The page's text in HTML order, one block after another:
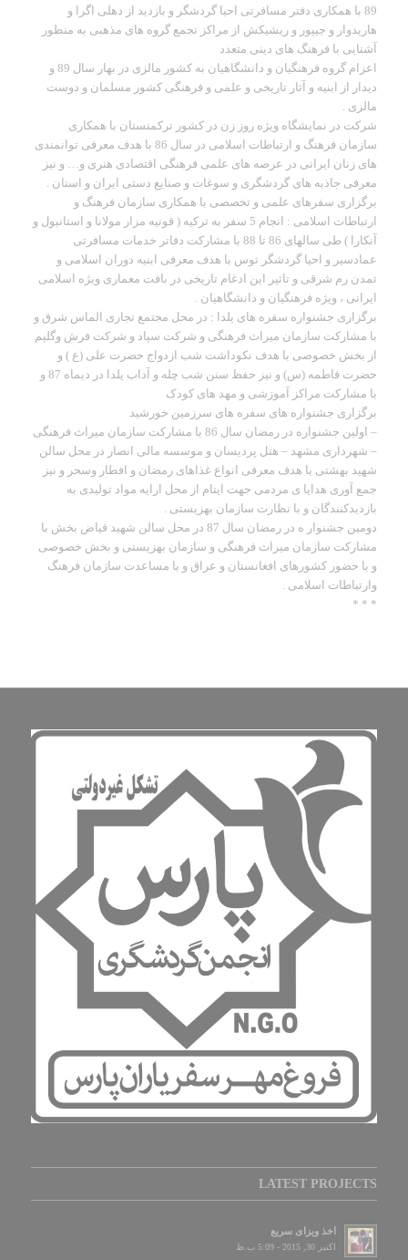
89 با همکاری دفتر مسافرتی احیا گردشگر و بازدید از دهلی اگرا و
هاریدوار و جیپور و ریشیکش از مراکز تجمع گروه های مذهبی به منظور
آشنایی با فرهنگ های دینی متعدد
اعزام گروه فرهنگیان و دانشگاهیان به کشور مالزی در بهار سال 89 و
دیدار از ابنیه و آثار تاریخی و علمی و فرهنگی کشور مسلمان و دوست
مالزی .
شرکت در نمایشگاه ویژه روز زن در کشور ترکمنستان با همکاری
سازمان فرهنگ و ارتباطات اسلامی در سال 86 با هدف معرفی توانمندی
های زنان ایرانی در عرصه های علمی فرهنگی اقتصادی هنری و… و نیز
معرفی جاذبه های گردشگری و سوغات و صنایع دستی ایران و استان .
برگزاری سفرهای علمی و تخصصی با همکاری سازمان فرهنگ و
ارتباطات اسلامی : انجام 5 سفر به ترکیه ( قونیه مزار مولانا و استانبول و
آنکارا ) طی سالهای 86 تا 88 با مشارکت دفاتر خدمات مسافرتی
عمادسیر و احیا گردشگر توس با هدف معرفی ابنیه دوران اسلامی و
تمدن رم شرقی و تاثیر این ادغام تاریخی در بافت معماری ویژه اسلامی
ایرانی ، ویژه فرهنگیان و دانشگاهیان .
برگزاری جشنواره سفره های یلدا : در محل مجتمع تجاری الماس شرق و
با مشارکت سازمان میراث فرهنگی و شرکت سپاد و شرکت فرش وگلیم
از بخش خصوصی با هدف نکوداشت شب ازدواج حضرت علی (ع ) و
حضرت فاطمه (س) و نیز حفظ سنن شب چله و آداب یلدا در دیماه 87 و
با مشارکت مراکز آموزشی و مهد های کودک
برگزاری جشنواره های سفره های سرزمین خورشید
– اولین جشنواره در رمضان سال 86 با مشارکت سازمان میراث فرهنگی
– شهرداری مشهد – هتل پردیسان و موسسه مالی انصار در محل سالن
شهید بهشتی با هدف معرفی انواع غذاهای رمضان و افطار وسحر و نیز
جمع آوری هدایا ی مردمی جهت ایتام از محل ارایه مواد تولیدی به
بازدیدکنندگان و با نظارت سازمان بهزیستی .
دومین جشنوار ه در رمضان سال 87 در محل سالن شهید فیاض بخش با
مشارکت سازمان میراث فرهنگی و سازمان بهزیستی و بخش خصوصی
و با حضور کشورهای افغانستان و عراق و با مساعدت سازمان فرهنگ
وارتباطات اسلامی .
* * *
LATEST PROJECTS
اخذ ویزای سریع
اکتبر 30, 2015 - 5:09 ب.ظ